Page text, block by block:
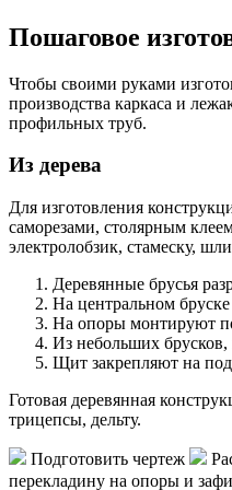
Пошаговое
Чтобы своими руками
производства каркаса и
профильных труб.
Из дерева
Для изготовления
саморезами, столярным
электролобзик, стамеску,
Деревянные брусья
На центральном
На опоры монтируют
Из небольших
Щит закрепляют на
Готовая деревянная
трицепсы, дельту.
Подготовить чертеж
перекладину на опоры и